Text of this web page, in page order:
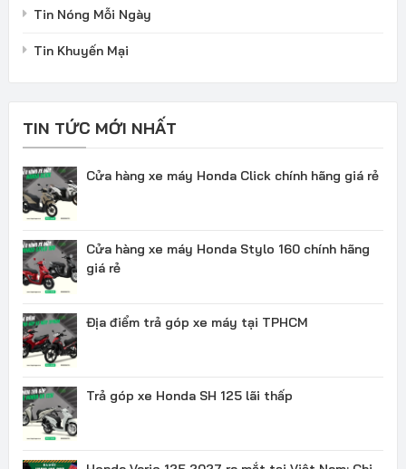
Tin Nóng Mỗi Ngày
Tin Khuyến Mại
TIN TỨC MỚI NHẤT
Cửa hàng xe máy Honda Click chính hãng giá rẻ
Cửa hàng xe máy Honda Stylo 160 chính hãng
giá rẻ
Địa điểm trả góp xe máy tại TPHCM
Trả góp xe Honda SH 125 lãi thấp